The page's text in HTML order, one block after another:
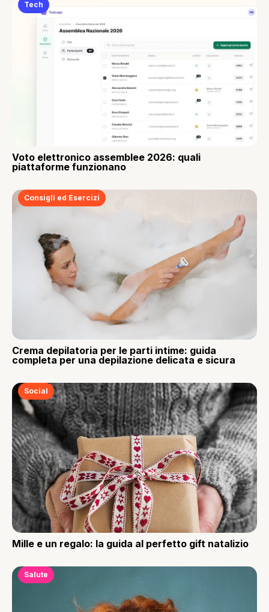
Tech
Voto elettronico assemblee 2026: quali
piattaforme funzionano
Consigli ed Esercizi
Crema depilatoria per le parti intime: guida
completa per una depilazione delicata e sicura
Social
Mille e un regalo: la guida al perfetto gift natalizio
Salute